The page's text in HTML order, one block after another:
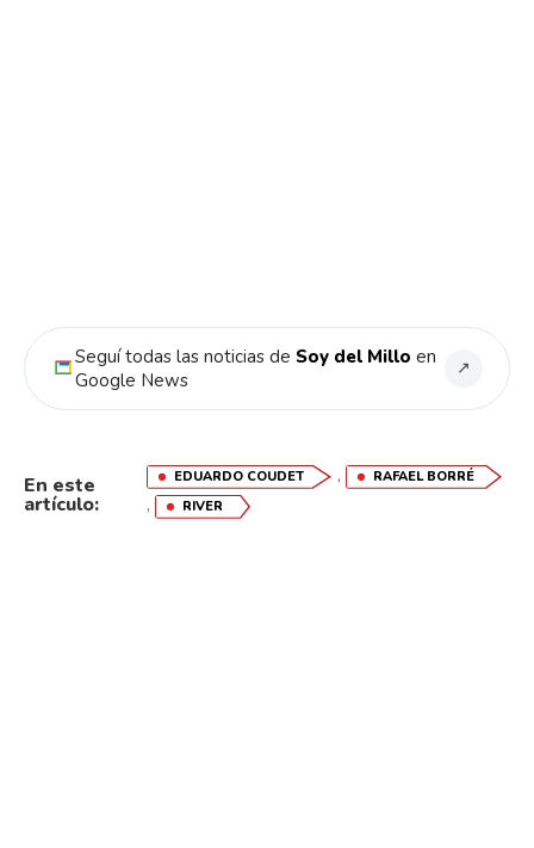
Seguí todas las noticias de Soy del Millo en
Google News
↗
En este
artículo:
EDUARDO COUDET , RAFAEL BORRÉ
, RIVER